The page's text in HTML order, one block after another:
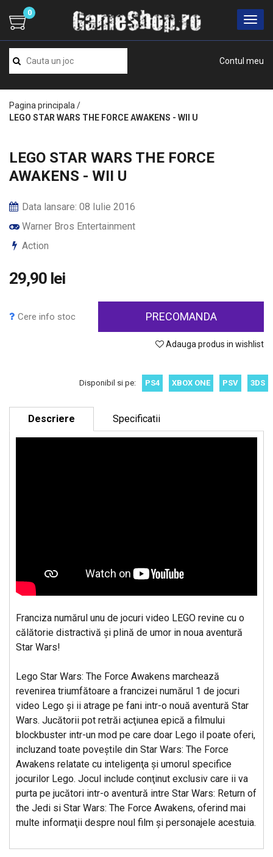
Contul meu
0
Pagina principala /
LEGO STAR WARS THE FORCE AWAKENS - WII U
LEGO STAR WARS THE FORCE
AWAKENS - WII U
Data lansare: 08 Iulie 2016
Warner Bros Entertainment
Action
29,90 lei
Cere info stoc PRECOMANDA
Adauga produs in wishlist
Disponibil si pe: PS4 XBOX ONE PSV 3DS
Descriere Specificatii
Franciza numărul unu de jocuri video LEGO revine cu o
călătorie distractivă şi plină de umor in noua aventură
Star Wars!
Lego Star Wars: The Force Awakens marchează
revenirea triumfătoare a francizei numărul 1 de jocuri
video Lego şi ii atrage pe fani intr-o nouă aventură Star
Wars. Jucătorii pot retrăi acţiunea epică a filmului
blockbuster intr-un mod pe care doar Lego il poate oferi,
incluzand toate poveştile din Star Wars: The Force
Awakens relatate cu inteligenţa şi umorul specifice
jocurilor Lego. Jocul include conţinut exclusiv care ii va
purta pe jucători intr-o aventură intre Star Wars: Return of
the Jedi si Star Wars: The Force Awakens, oferind mai
multe informaţii despre noul film şi personajele acestuia.